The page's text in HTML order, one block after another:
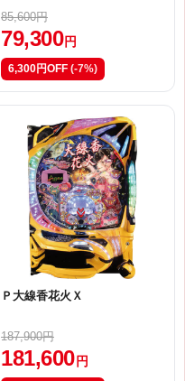
85,600円
79,300 円
6,300円OFF (-7%)
Ｐ大線香花火Ｘ
187,900円
181,600 円